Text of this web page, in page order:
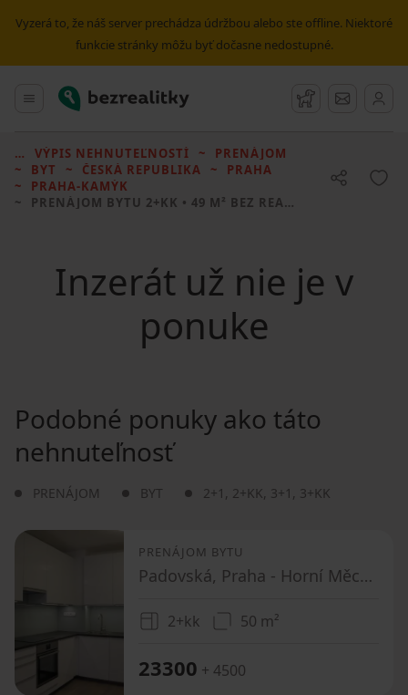
Vyzerá to, že náš server prechádza údržbou alebo ste offline. Niektoré
funkcie stránky môžu byť dočasne nedostupné.
Hlavné menu
Bezrealitky Strážny pes
Správy
VÝPIS NEHNUTEĽNOSTÍ
PRENÁJOM
BYT
ČESKÁ REPUBLIKA
PRAHA
PRAHA-KAMÝK
PRENÁJOM BYTU 2+KK • 49 M² BEZ REALITKY
Inzerát už nie je v
ponuke
Podobné ponuky ako táto
nehnuteľnosť
PRENÁJOM BYT 2+1 , 2+KK, 3+1 , 3+KK
PRENÁJOM BYTU
Padovská, Praha - Horní Měcholupy
2+kk 50 m²
23300 + 4500